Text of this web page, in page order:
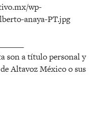
wp-
anaya-PT.jpg
son a título personal y
Altavoz México o sus